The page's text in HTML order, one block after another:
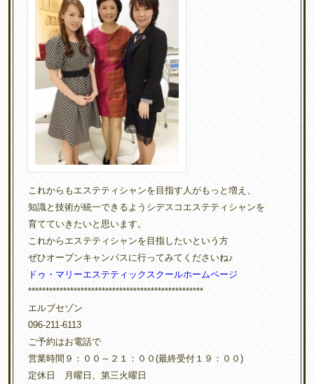
これからもエステティシャンを目指す人がもっと増え、
知識と技術が統一できるようシデスコエステティシャンを
育てていきたいと思います。
これからエステティシャンを目指したいという方
ぜひオープンキャンパスに行ってみてくださいね♪
ドゥ・マリーエステティックスクールホームページ
**************************************************
エルブセゾン
096-211-6113
ご予約はお電話で
営業時間９：００～２１：００(最終受付１９：００)
定休日 月曜日、第三火曜日